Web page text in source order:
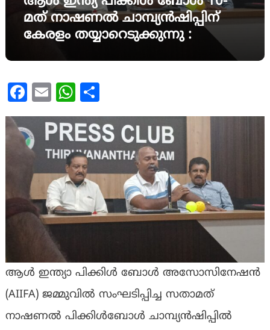
മത് നാഷണൽ ചാമ്പ്യൻഷിപ്പിന്
കേരളം തയ്യാറെടുക്കുന്നു :
Facebook
Email WhatsApp
ആൾ ഇന്ത്യാ പിക്കിൾ ബോൾ അസോസിനേഷൻ
(AIIFA) ജമ്മുവിൽ സംഘടിപ്പിച്ച സതാമത്
നാഷണൽ പിക്കിൾബോൾ ചാമ്പ്യൻഷിപ്പിൽ